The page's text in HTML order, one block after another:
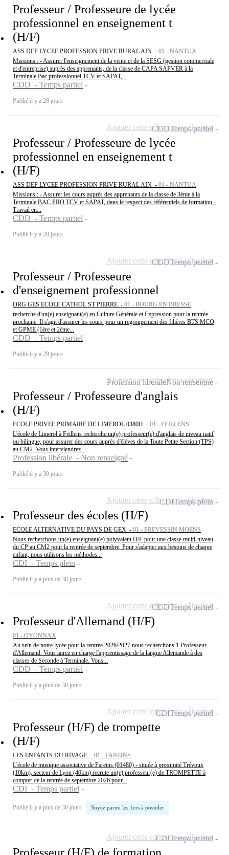
Professeur / Professeure de lycée
professionnel en enseignement t
(H/F)
ASS DEP LYCEE PROFESSION PRIVE RURAL AIN - 01 - NANTUA
Missions : - Assurer l'enseignement de la vente et de la SESG (gestion commerciale
et d'entreprise) auprès des apprenants, de la classe de CAPA SAPVER à la
Terminale Bac professionnel TCV et SAPAT,...
CDD - Temps partiel
Publié il y a 28 jours
Professeur / Professeure de lycée
professionnel en enseignement t
(H/F)
ASS DEP LYCEE PROFESSION PRIVE RURAL AIN - 01 - NANTUA
Missions : - Assurer les cours auprès des apprenants de la classe de 3ème à la
Terminale BAC PRO TCV et SAPAT, dans le respect des référentiels de formation -
Travail en...
CDD - Temps partiel
Publié il y a 28 jours
CDDTemps partiel
Ajouter cette offre à ma sélection
Professeur / Professeure
d'enseignement professionnel
ORG GES ECOLE CATHOL ST PIERRE - 01 - BOURG EN BRESSE
recherche d'un(e) enseignant(e) en Culture Générale et Expression pour la rentrée
prochaine. Il s'agit d'assurer les cours pour un regroupement des filières BTS MCO
et GPME (1ère et 2ème...
CDD - Temps partiel
Publié il y a 29 jours
CDDTemps partiel
Ajouter cette offre à ma sélection
Professeur / Professeure d'anglais
(H/F)
ECOLE PRIVEE PRIMAIRE DE LIMEROL 0380H - 01 - FEILLENS
L'école de Limerol à Feillens recherche un(e) professeur(e) d'anglais de niveau natif
ou bilingue, pour assurer des cours auprès d'élèves de la Toute Petite Section (TPS)
au CM2. Vous interviendrez...
Profession libérale - Non renseigné
Publié il y a 30 jours
Profession libéraleNon renseigné
Ajouter cette offre à ma sélection
Professeur des écoles (H/F)
ECOLE ALTERNATIVE DU PAYS DE GEX - 01 - PREVESSIN MOENS
Nous recherchons un(e) enseignant(e) polyvalent H/F pour une classe multi-niveau
du CP au CM2 pour la rentrée de septembre. Pour s'adapter aux besoins de chaque
enfant, nous utilisons les méthodes...
CDI - Temps plein
Publié il y a plus de 30 jours
CDITemps plein
Ajouter cette offre à ma sélection
Professeur d'Allemand (H/F)
01 - OYONNAX
Au sein de notre lycée pour la rentrée 2026/2027 nous recherchons 1 Professeur
d'Allemand. Vous aurez en charge l'apprentissage de la langue Allemande à des
classes de Seconde à Terminale. Vous...
CDD - Temps partiel
Publié il y a plus de 30 jours
CDDTemps partiel
Ajouter cette offre à ma sélection
Professeur (H/F) de trompette
(H/F)
LES ENFANTS DU RIVAGE - 01 - FAREINS
L'école de musique associative de Fareins (01480) - située à proximité Trévoux
(10km), secteur de Lyon (40km) recrute un(e) professeur(e) de TROMPETTE à
compter de la rentrée de septembre 2026 pour...
CDI - Temps partiel
Publié il y a plus de 30 jours Soyez parmi les 1ers à postuler
CDITemps partiel
Ajouter cette offre à ma sélection
CDITemps partiel
Ajouter cette offre à ma sélection